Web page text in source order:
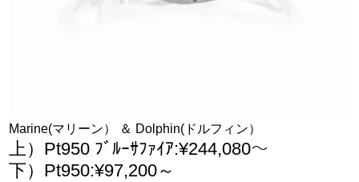
Marine(マリーン） ＆ Dolphin(ドルフィン）
上）Pt950 ﾌﾞﾙｰｻﾌｧｲｱ:¥244,080～
下）Pt950:¥97,200～